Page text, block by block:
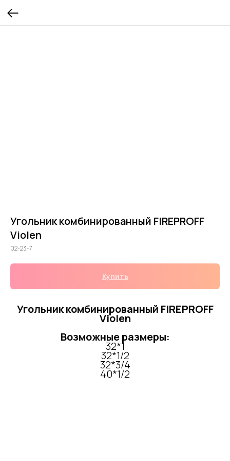
Угольник комбинированный FIREPROFF
Violen
02-23-7
Купить
Угольник комбинированный FIREPROFF
Violen
Возможные размеры:
32*1
32*1/2
32*3/4
40*1/2